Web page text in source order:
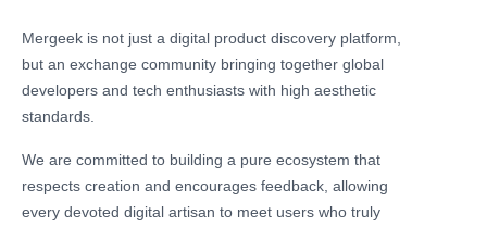
Mergeek is not just a digital product discovery platform,
but an exchange community bringing together global
developers and tech enthusiasts with high aesthetic
standards.
We are committed to building a pure ecosystem that
respects creation and encourages feedback, allowing
every devoted digital artisan to meet users who truly